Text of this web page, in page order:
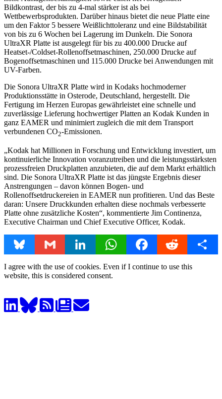
Bildkontrast, der bis zu 4-mal stärker ist als bei
Wettbewerbsprodukten. Darüber hinaus bietet die neue Platte eine
um den Faktor 5 bessere Weißlichttoleranz und eine Bildstabilität
von bis zu 6 Wochen bei Lagerung im Dunkeln. Die Sonora
UltraXR Platte ist ausgelegt für bis zu 400.000 Drucke auf
Heatset-/Coldset-Rollenoffsetmaschinen, 250.000 Drucke auf
Bogenoffsetmaschinen und 115.000 Drucke bei Anwendungen mit
UV-Farben.
Die Sonora UltraXR Platte wird in Kodaks hochmoderner
Produktionsstätte in Osterode, Deutschland, hergestellt. Die
Fertigung im Herzen Europas gewährleistet eine schnelle und
zuverlässige Lieferung hochwertiger Platten an Kodak Kunden in
ganz EAMER und minimiert zugleich die mit dem Transport
verbundenen CO2-Emissionen.
„Kodak hat Millionen in Forschung und Entwicklung investiert, um
kontinuierliche Innovation voranzutreiben und die leistungsstärksten
prozessfreien Druckplatten anzubieten, die auf dem Markt erhältlich
sind. Die Sonora UltraXR Platte ist das jüngste Ergebnis dieser
Anstrengungen – davon können Bogen- und
Rollenoffsetdruckereien in EAMER nun profitieren. Und das Beste
daran: Unsere Druckkunden erhalten diese nochmals verbesserte
Platte ohne zusätzliche Kosten“, kommentierte Jim Continenza,
Executive Chairman und Chief Executive Officer, Kodak.
Bluesky Gmail LinkedIn WhatsAppFacebookReddit Share
I agree with the use of cookies. Even if I continue to use this
website, this is considered consent.